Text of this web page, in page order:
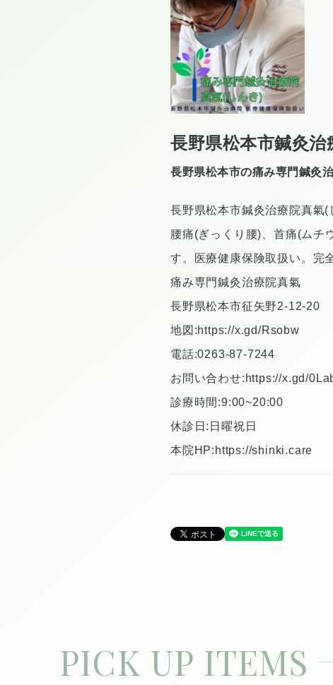
長野県松本市鍼灸
長野県松本市の痛み専門鍼灸
長野県松本市鍼灸治療院真氣(
腰痛(ぎっくり腰)、首痛(ムチ
す。医療健康保険取扱い。完
痛み専門鍼灸治療院真氣
長野県松本市征矢野2‐12‐20
地図:https://x.gd/Rsobw
電話:0263-87-7244
お問い合わせ: https://x.gd/
診療時間:9:00~20:00
休診日:日曜祝日
本院HP: https://shinki.care
PICK UP ITEMS